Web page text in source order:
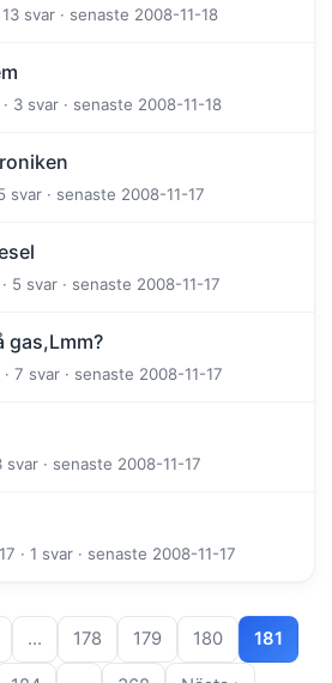
svar · senaste 2008-11-18
3 svar · senaste 2008-11-18
svar · senaste 2008-11-17
5 svar · senaste 2008-11-17
gas,Lmm?
7 svar · senaste 2008-11-17
svar · senaste 2008-11-17
· 1 svar · senaste 2008-11-17
… 178 179 180 181